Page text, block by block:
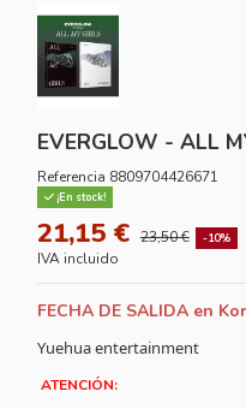
EVERGLOW - ALL
Referencia 8809704426671
¡En stock!
21,15 € 23,50 € -10%
IVA incluido
FECHA DE SALIDA en
Yuehua entertainment
ATENCIÓN: